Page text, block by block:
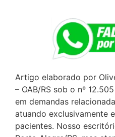
Artigo elaborado por
– OAB/RS sob o nº
em demandas
atuando exclusivamente
pacientes. Nosso